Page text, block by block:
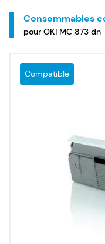
Consommables
pour OKI MC 873 dn
Compatible